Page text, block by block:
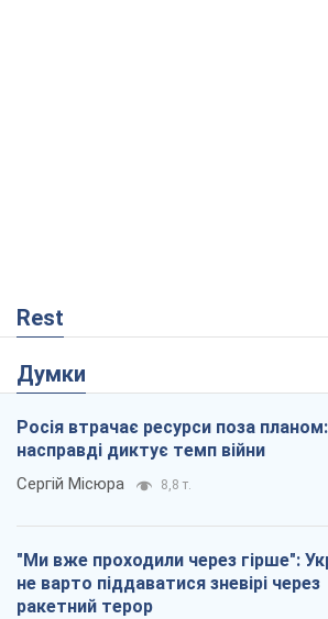
Rest
Думки
Росія втрачає ресурси поза
насправді диктує темп війни
Сергій Місюра 8,8 т.
"Ми вже проходили через гірше":
не варто піддаватися зневірі через
ракетний терор